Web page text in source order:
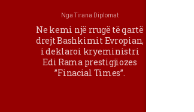
NgaTirana Diplomat
Ne kemi një rrugë të qartë
drejt Bashkimit Evropian,
i deklaroi kryeministri
Edi Rama prestigjiozes
”Finacial Times”.